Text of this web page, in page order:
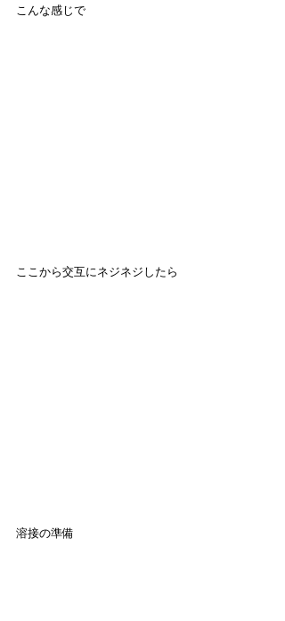
こんな感じで
ここから交互にネジネジしたら
溶接の準備